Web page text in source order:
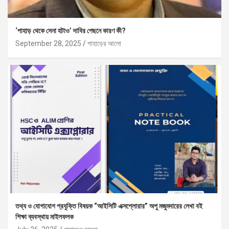
‘পাহাড় থেকে সেনা হটাও’ দাবির পেছনে কারণ কী?
September 28, 2025
পাহাড়ের আলো
তথ্য ও যোগাযোগ প্রযুক্তি বিষয়ক “আইসিটি এক্সপ্লোরার” অপু মজুমদারের লেখা বই
শিক্ষা ব্যবস্থায় মাইলফলক